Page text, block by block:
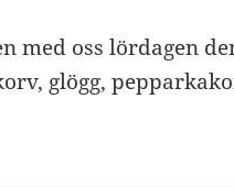
med oss lördagen
glögg,